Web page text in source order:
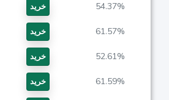
خرید 54.37%
خرید 61.57%
خرید 52.61%
خرید 61.59%